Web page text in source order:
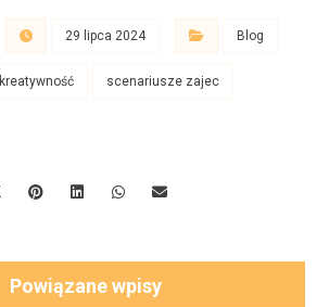
29 lipca 2024 Blog
kreatywność scenariusze zajec
Powiązane wpisy